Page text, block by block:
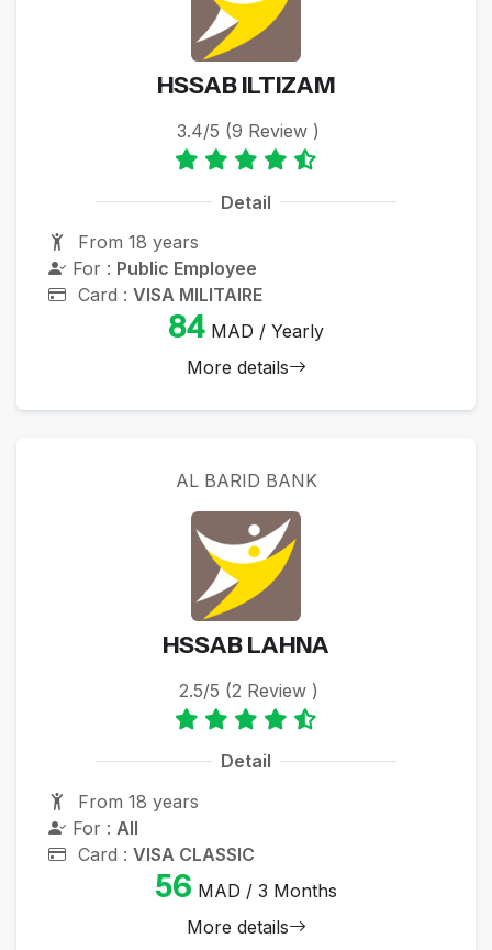
HSSAB ILTIZAM
3.4/5 (9 Review )
Detail
From 18 years
For : Public Employee
Card : VISA MILITAIRE
84 MAD / Yearly
More details
AL BARID BANK
HSSAB LAHNA
2.5/5 (2 Review )
Detail
From 18 years
For : All
Card : VISA CLASSIC
56 MAD / 3 Months
More details